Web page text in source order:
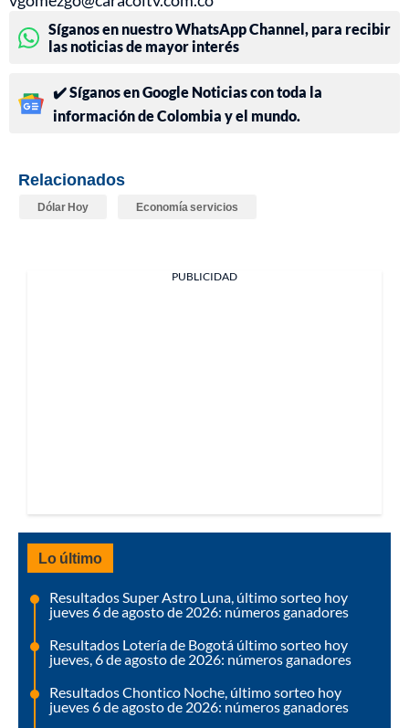
Síganos en nuestro WhatsApp Channel, para recibir
las noticias de mayor interés
✔️ Síganos en Google Noticias con toda la
información de Colombia y el mundo.
Relacionados
Dólar Hoy Economía servicios
PUBLICIDAD
Lo último
Resultados Super Astro Luna, último sorteo hoy
jueves 6 de agosto de 2026: números ganadores
Resultados Lotería de Bogotá último sorteo hoy
jueves, 6 de agosto de 2026: números ganadores
Resultados Chontico Noche, último sorteo hoy
jueves 6 de agosto de 2026: números ganadores